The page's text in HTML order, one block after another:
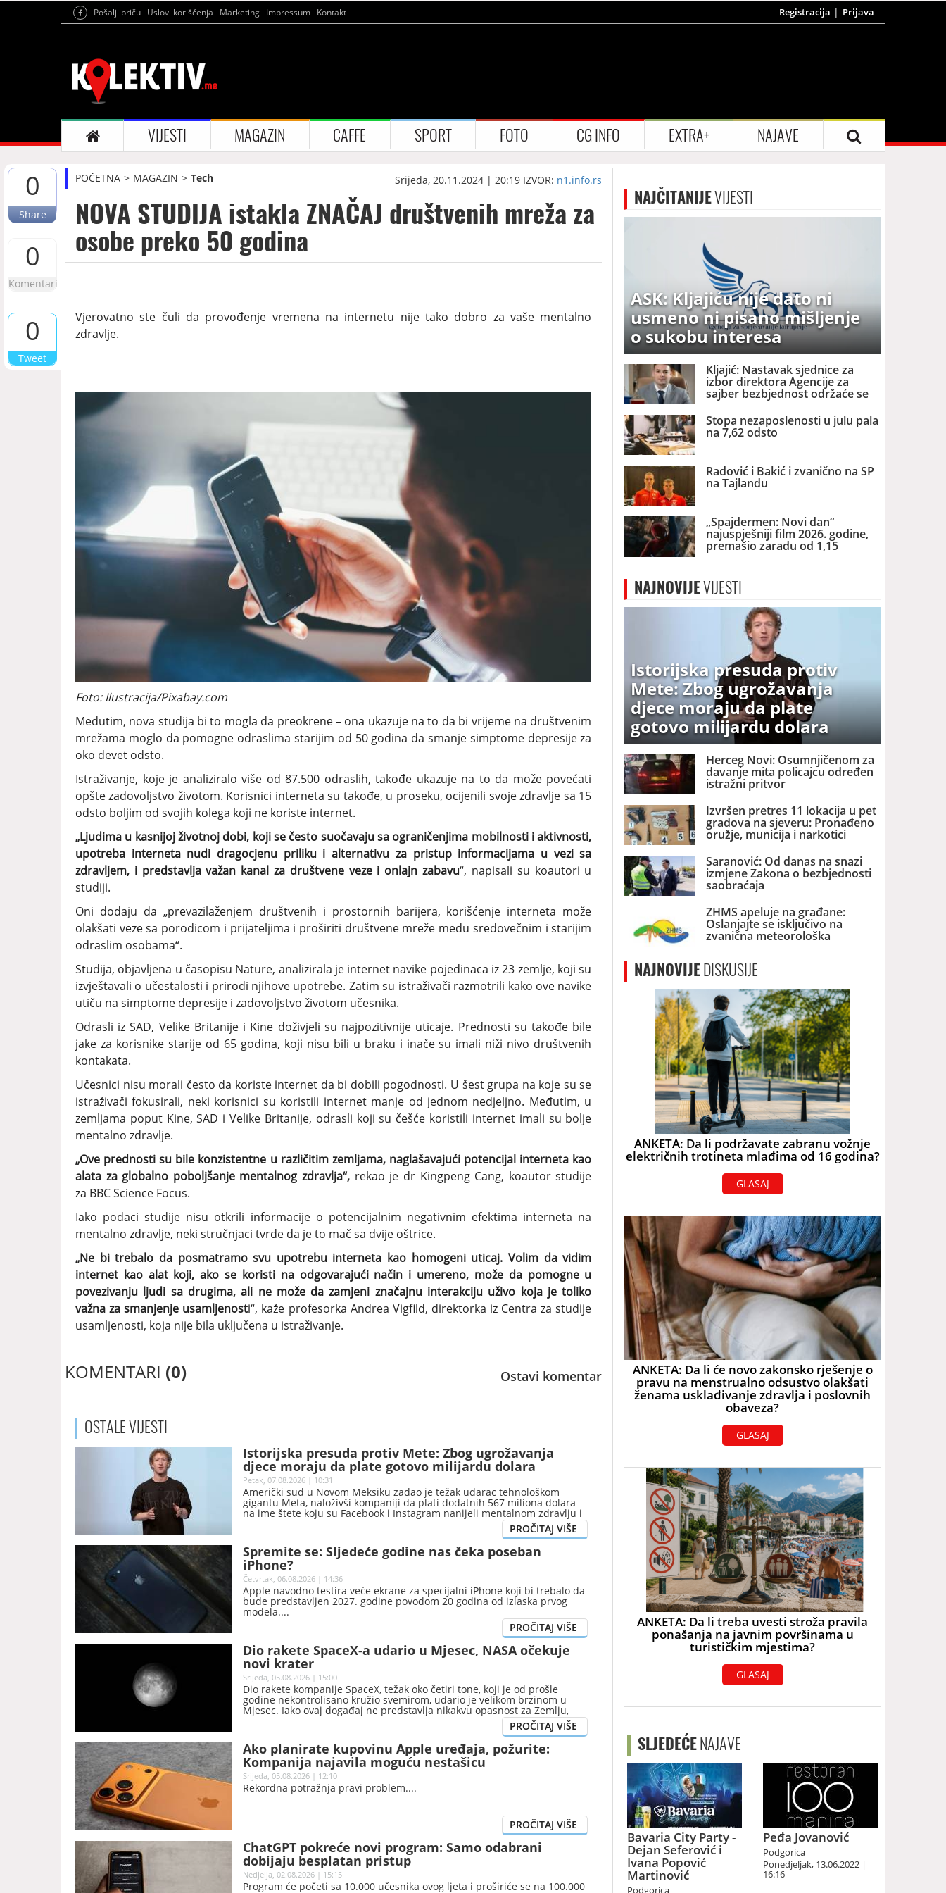
Pošalji priču Uslovi korišćenja Marketing Impressum Kontakt Registracija Prijava
VIJESTI MAGAZIN CAFFE SPORT FOTO CG INFO EXTRA+ NAJAVE
0
Share
0
Komentari
0
Tweet
POČETNA MAGAZIN Tech Srijeda, 20.11.2024 | 20:19 IZVOR: n1.info.rs
NOVA STUDIJA istakla ZNAČAJ društvenih mreža za
osobe preko 50 godina
Vjerovatno ste čuli da provođenje vremena na internetu nije tako dobro za vaše mentalno
zdravlje.
Foto: Ilustracija/Pixabay.com
Međutim, nova studija bi to mogla da preokrene – ona ukazuje na to da bi vrijeme na društvenim
mrežama moglo da pomogne odraslima starijim od 50 godina da smanje simptome depresije za
oko devet odsto.
Istraživanje, koje je analiziralo više od 87.500 odraslih, takođe ukazuje na to da može povećati
opšte zadovoljstvo životom. Korisnici interneta su takođe, u proseku, ocijenili svoje zdravlje sa 15
odsto boljim od svojih kolega koji ne koriste internet.
„Ljudima u kasnijoj životnoj dobi, koji se često suočavaju sa ograničenjima mobilnosti i aktivnosti,
upotreba interneta nudi dragocjenu priliku i alternativu za pristup informacijama u vezi sa
zdravljem, i predstavlja važan kanal za društvene veze i onlajn zabavu“, napisali su koautori u
studiji.
Oni dodaju da „prevazilaženjem društvenih i prostornih barijera, korišćenje interneta može
olakšati veze sa porodicom i prijateljima i proširiti društvene mreže među sredovečnim i starijim
odraslim osobama“.
Studija, objavljena u časopisu Nature, analizirala je internet navike pojedinaca iz 23 zemlje, koji su
izvještavali o učestalosti i prirodi njihove upotrebe. Zatim su istraživači razmotrili kako ove navike
utiču na simptome depresije i zadovoljstvo životom učesnika.
Odrasli iz SAD, Velike Britanije i Kine doživjeli su najpozitivnije uticaje. Prednosti su takođe bile
jake za korisnike starije od 65 godina, koji nisu bili u braku i inače su imali niži nivo društvenih
kontakata.
Učesnici nisu morali često da koriste internet da bi dobili pogodnosti. U šest grupa na koje su se
istraživači fokusirali, neki korisnici su koristili internet manje od jednom nedjeljno. Međutim, u
zemljama poput Kine, SAD i Velike Britanije, odrasli koji su češće koristili internet imali su bolje
mentalno zdravlje.
„Ove prednosti su bile konzistentne u različitim zemljama, naglašavajući potencijal interneta kao
alata za globalno poboljšanje mentalnog zdravlja“, rekao je dr Kingpeng Cang, koautor studije
za BBC Science Focus.
Iako podaci studije nisu otkrili informacije o potencijalnim negativnim efektima interneta na
mentalno zdravlje, neki stručnjaci tvrde da je to mač sa dvije oštrice.
„Ne bi trebalo da posmatramo svu upotrebu interneta kao homogeni uticaj. Volim da vidim
internet kao alat koji, ako se koristi na odgovarajući način i umereno, može da pomogne u
povezivanju ljudi sa drugima, ali ne može da zamjeni značajnu interakciju uživo koja je toliko
važna za smanjenje usamljenosti“, kaže profesorka Andrea Vigfild, direktorka iz Centra za studije
usamljenosti, koja nije bila uključena u istraživanje.
KOMENTARI (0) Ostavi komentar
OSTALEVIJESTI
Istorijska presuda protiv Mete: Zbog ugrožavanja
djece moraju da plate gotovo milijardu dolara
Petak, 07.08.2026 | 10:31
Američki sud u Novom Meksiku zadao je težak udarac tehnološkom
gigantu Meta, naloživši kompaniji da plati dodatnih 567 miliona dolara
na ime štete koju su Facebook i Instagram nanijeli mentalnom zdravlju i
Spremite se: Sljedeće godine nas čeka poseban
iPhone?
Četvrtak, 06.08.2026 | 14:36
Apple navodno testira veće ekrane za specijalni iPhone koji bi trebalo da
bude predstavljen 2027. godine povodom 20 godina od izlaska prvog
modela.
Dio rakete SpaceX-a udario u Mjesec, NASA očekuje
novi krater
Srijeda, 05.08.2026 | 15:00
Dio rakete kompanije SpaceX, težak oko četiri tone, koji je od prošle
godine nekontrolisano kružio svemirom, udario je velikom brzinom u
Mjesec. Iako ovaj događaj ne predstavlja nikakvu opasnost za Zemlju,
naučnici očekuju da je na površini Zemljinog prirodnog satelita nastao
Ako planirate kupovinu Apple uređaja, požurite:
Kompanija najavila moguću nestašicu
Srijeda, 05.08.2026 | 12:10
Rekordna potražnja pravi problem.
ChatGPT pokreće novi program: Samo odabrani
dobijaju besplatan pristup
Nedjelja, 02.08.2026 | 15:15
Program će početi sa 10.000 učesnika ovog ljeta i proširiće se na 100.000
NAJČITANIJEVIJESTI
ASK: Kljajiću nije dato ni
usmeno ni pisano mišljenje
o sukobu interesa
Kljajić: Nastavak sjednice za
izbor direktora Agencije za
sajber bezbjednost održaće se
danas
Stopa nezaposlenosti u julu pala
na 7,62 odsto
Radović i Bakić i zvanično na SP
na Tajlandu
„Spajdermen: Novi dan“
najuspješniji film 2026. godine,
premašio zaradu od 1,15
milijardi dolara
NAJNOVIJEVIJESTI
Istorijska presuda protiv
Mete: Zbog ugrožavanja
djece moraju da plate
gotovo milijardu dolara
Herceg Novi: Osumnjičenom za
davanje mita policajcu određen
istražni pritvor
Izvršen pretres 11 lokacija u pet
gradova na sjeveru: Pronađeno
oružje, municija i narkotici
Šaranović: Od danas na snazi
izmjene Zakona o bezbjednosti
saobraćaja
ZHMS apeluje na građane:
Oslanjajte se isključivo na
zvanična meteorološka
NAJNOVIJEDISKUSIJE
ANKETA: Da li podržavate zabranu vožnje
električnih trotineta mlađima od 16 godina?
GLASAJ
ANKETA: Da li će novo zakonsko rješenje o
pravu na menstrualno odsustvo olakšati
ženama usklađivanje zdravlja i poslovnih
obaveza?
GLASAJ
ANKETA: Da li treba uvesti stroža pravila
ponašanja na javnim površinama u
turističkim mjestima?
GLASAJ
SLJEDEĆENAJAVE
Bavaria City Party -
Dejan Seferović i
Ivana Popović
Martinović
Podgorica
Peđa Jovanović
Podgorica
Ponedjeljak, 13.06.2022 |
16:16